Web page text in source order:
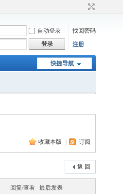
自动登录
找回密码
登录 注册
快捷导航
收藏本版 订阅
返 回
回复/查看 最后发表